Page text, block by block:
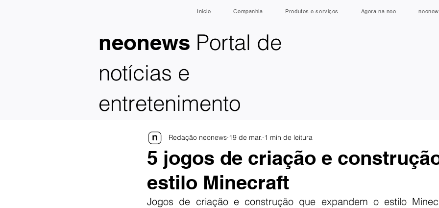
neonews Portal de
notícias e
entretenimento
Início Companhia Produtos e serviços Agora na neo
5 jogos de criação e
estilo Minecraft
Redação neonews 19 de mar. 1 min de leitura
Jogos de criação e construção que expandem o estilo